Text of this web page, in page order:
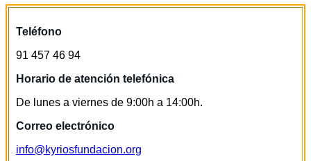
Teléfono
91 457 46 94
Horario de atención telefónica
De lunes a viernes de 9:00h a 14:00h.
Correo electrónico
info@kyriosfundacion.org